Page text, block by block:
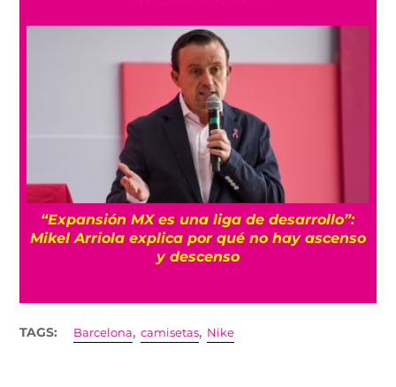
“Expansión MX es una liga de desarrollo”:
Mikel Arriola explica por qué no hay ascenso
y descenso
TAGS: Barcelona,camisetas, Nike